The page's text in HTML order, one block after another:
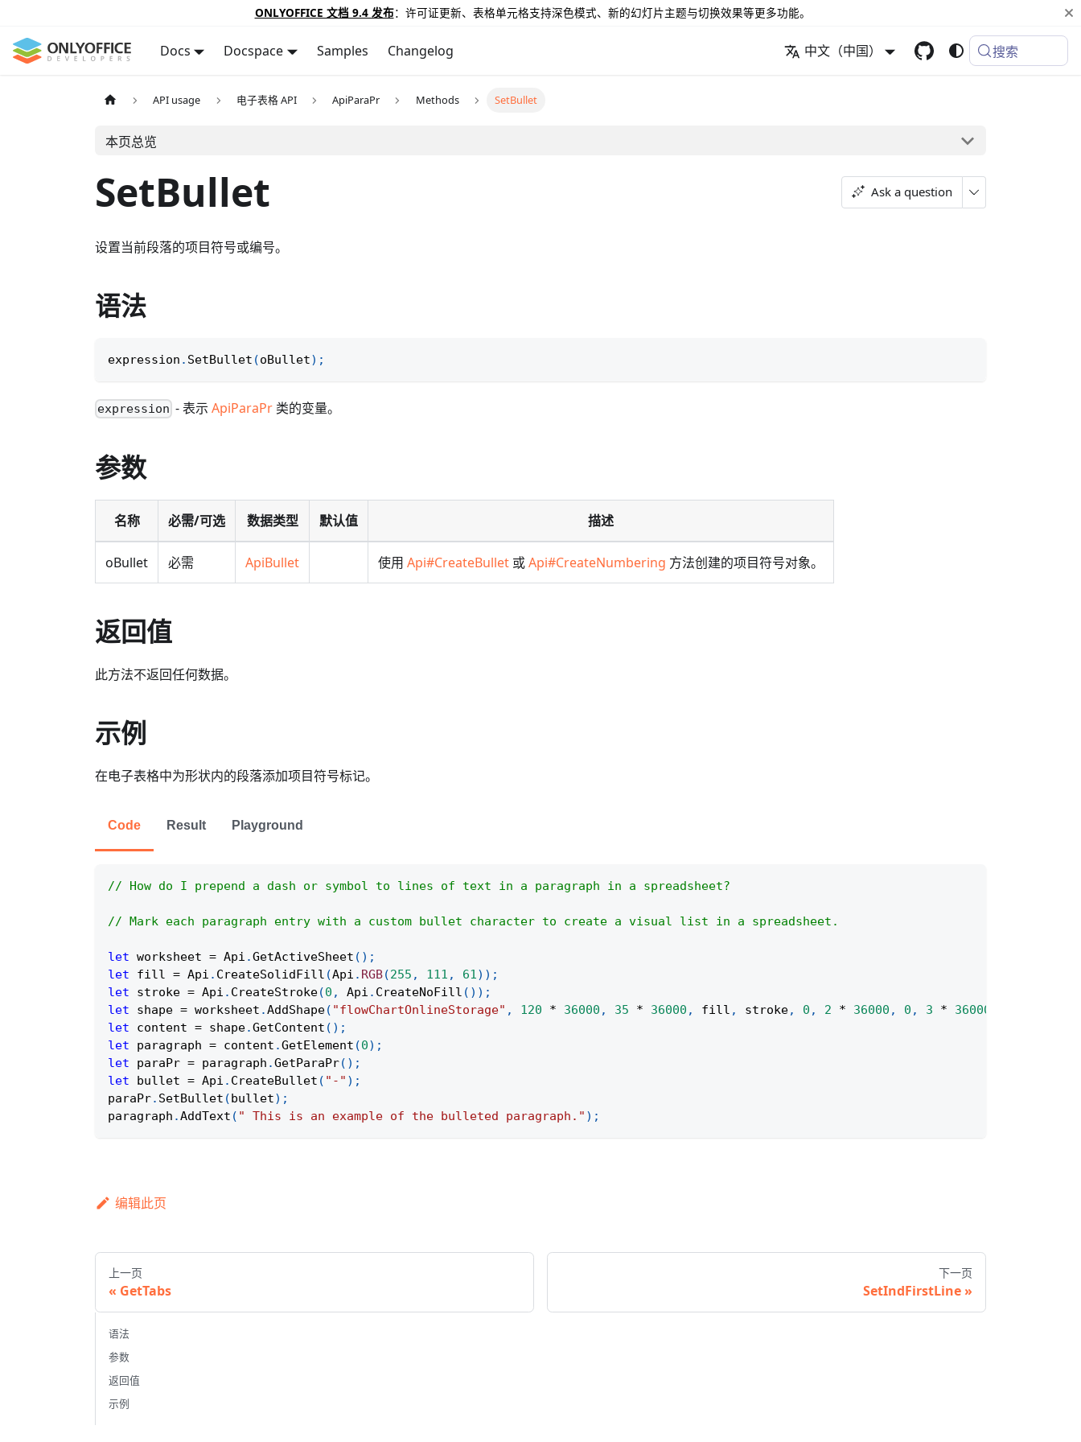
ONLYOFFICE 文档 9.4 发布：许可证更新、表格单元格支持深色模式、新的幻灯片主题与切换效果等更多功能。
Docs Docspace Samples Changelog 中文（中国） 搜索
API usage 电子表格 API ApiParaPr Methods SetBullet
本页总览
SetBullet Ask a question
设置当前段落的项目符号或编号。
语法
expression . SetBullet (oBullet) ;
expression - 表示ApiParaPr 类的变量。
参数
名称 必需/可选 数据类型 默认值 描述
oBullet 必需 ApiBullet 使用 Api#CreateBullet 或Api#CreateNumbering 方法创建的项目符号对象。
返回值
此方法不返回任何数据。
示例
在电子表格中为形状内的段落添加项目符号标记。
Code Result Playground
// How do I prepend a dash or symbol to lines of text in a paragraph in a spreadsheet?
// Mark each paragraph entry with a custom bullet character to create a visual list in a spreadsheet.
let worksheet = Api .GetActiveSheet ( ) ;
let fill = Api . CreateSolidFill (Api . RGB(255 , 111 , 61) ) ;
let stroke = Api . CreateStroke(0 , Api . CreateNoFill ( ) ) ;
let shape = worksheet .AddShape( "flowChartOnlineStorage" , 120 * 36000 , 35 * 36000 , fill , stroke, 0 , 2 * 36000 , 0 , 3 * 36000
let content = shape.GetContent ( ) ;
let paragraph = content .GetElement (0) ;
let paraPr = paragraph .GetParaPr( ) ;
let bullet = Api . CreateBullet ( "-" ) ;
paraPr. SetBullet (bullet) ;
paragraph .AddText ( " This is an example of the bulleted paragraph." ) ;
编辑此页
上一页
GetTabs
下一页
SetIndFirstLine
语法
参数
返回值
示例